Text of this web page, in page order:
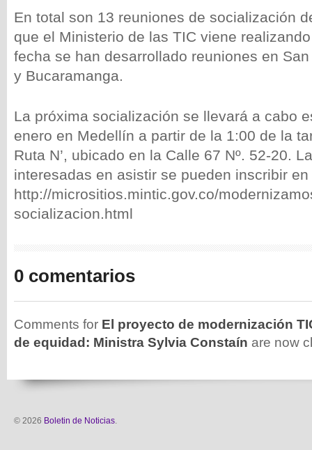
En total son 13 reuniones de socialización
que el Ministerio de las TIC viene
fecha se han desarrollado reuniones en
y Bucaramanga.
La próxima socialización se llevará a cabo
enero en Medellín a partir de la 1:00 de la
Ruta N’, ubicado en la Calle 67 Nº. 52-20.
interesadas en asistir se pueden inscribir
http://micrositios.mintic.gov.co/
socializacion.html
0 comentarios
Comments for El proyecto de modernización
de equidad: Ministra Sylvia Constaín are now
© 2026 Boletin de Noticias.